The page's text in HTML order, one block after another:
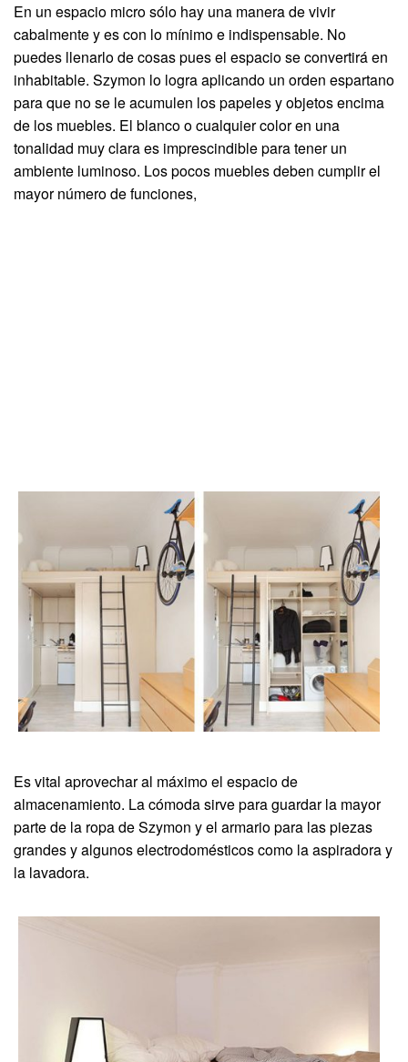
En un espacio micro sólo hay una manera de vivir
cabalmente y es con lo mínimo e indispensable. No
puedes llenarlo de cosas pues el espacio se convertirá en
inhabitable. Szymon lo logra aplicando un orden espartano
para que no se le acumulen los papeles y objetos encima
de los muebles. El blanco o cualquier color en una
tonalidad muy clara es imprescindible para tener un
ambiente luminoso. Los pocos muebles deben cumplir el
mayor número de funciones,
Es vital aprovechar al máximo el espacio de
almacenamiento. La cómoda sirve para guardar la mayor
parte de la ropa de Szymon y el armario para las piezas
grandes y algunos electrodomésticos como la aspiradora y
la lavadora.